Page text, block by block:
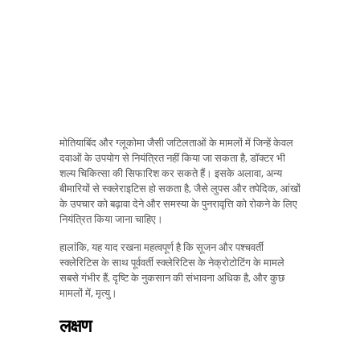
मोतियाबिंद और ग्लूकोमा जैसी जटिलताओं के मामलों में जिन्हें केवल
दवाओं के उपयोग से नियंत्रित नहीं किया जा सकता है, डॉक्टर भी
शल्य चिकित्सा की सिफारिश कर सकते हैं। इसके अलावा, अन्य
बीमारियों से स्क्लेराइटिस हो सकता है, जैसे लुपस और तपेदिक, आंखों
के उपचार को बढ़ावा देने और समस्या के पुनरावृत्ति को रोकने के लिए
नियंत्रित किया जाना चाहिए।
हालांकि, यह याद रखना महत्वपूर्ण है कि सूजन और पश्चवर्ती
स्क्लेरिटिस के साथ पूर्ववर्ती स्क्लेरिटिस के नेक्रोटोटिंग के मामले
सबसे गंभीर हैं, दृष्टि के नुकसान की संभावना अधिक है, और कुछ
मामलों में, मृत्यु।
लक्षण